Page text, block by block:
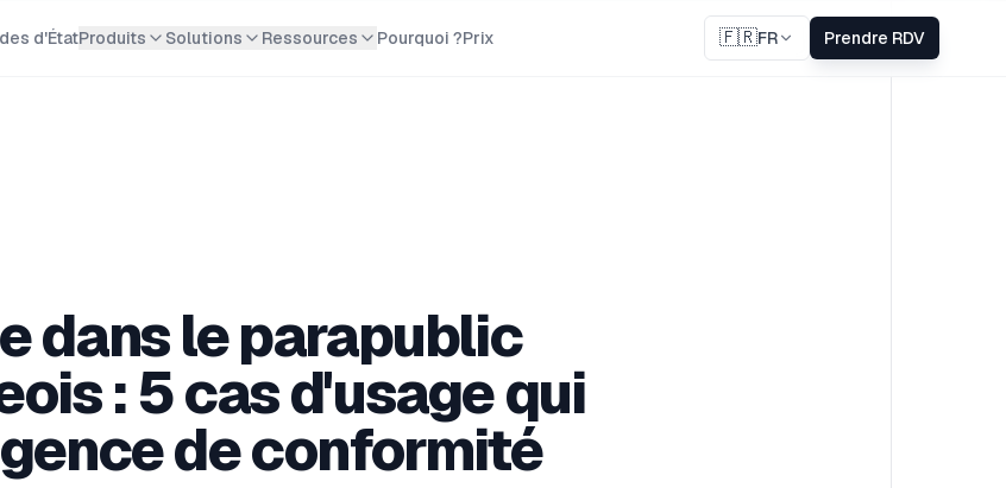
d'ÉtatProduits Solutions Ressources Pourquoi ?Prix 🇫🇷FR Prendre RDV
dans le parapublic
: 5 cas d'usage qui
de conformité